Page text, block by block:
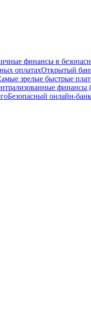
финансы в
оплатахОткрытый
зрелые быстрые
финансы
Безопасный онлайн-